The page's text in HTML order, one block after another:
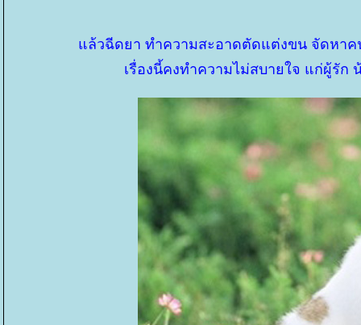
ล้วฉีดยา ทำความสะอาดตัดแต่งขน จัดหาค
เรื่องนี้คงทำความไม่สบายใจ แก่ผู้รัก